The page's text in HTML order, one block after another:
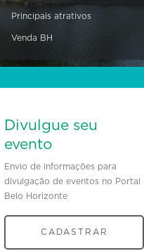
Principais atrativos
Venda BH
Divulgue seu
evento
Envio de informações para
divulgação de eventos no Portal
Belo Horizonte
CADASTRAR